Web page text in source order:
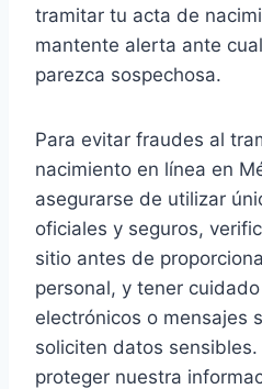
tramitar tu acta de
mantente alerta ante
parezca sospechosa.
Para evitar fraudes al
nacimiento en línea en
asegurarse de utilizar
oficiales y seguros,
sitio antes de
personal, y tener
electrónicos o mensajes
soliciten datos
proteger nuestra